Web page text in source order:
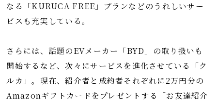
なる「KURUCA FREE」プランなどのうれしいサー
ビスも充実している。
さらには、話題のEVメーカー「BYD」の取り扱いも
開始するなど、次々にサービスを進化させている「ク
ルカ」。現在、紹介者と成約者それぞれに2万円分の
Amazonギフトカードをプレゼントする「お友達紹介